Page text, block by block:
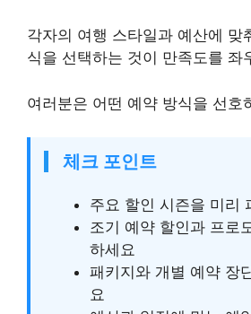
각자의 여행 스타일과 예산에 맞
식을 선택하는 것이 만족도를 좌
여러분은 어떤 예약 방식을 선호
체크 포인트
주요 할인 시즌을 미리
조기 예약 할인과 프로
하세요
패키지와 개별 예약 장
요